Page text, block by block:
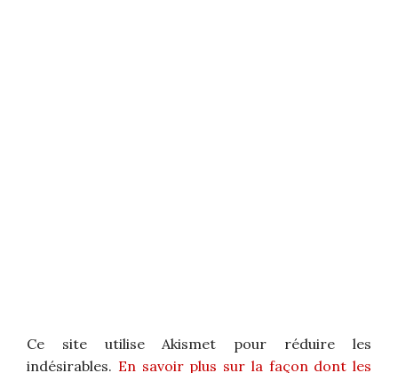
Ce site utilise Akismet pour réduire les
indésirables. En savoir plus sur la façon dont les